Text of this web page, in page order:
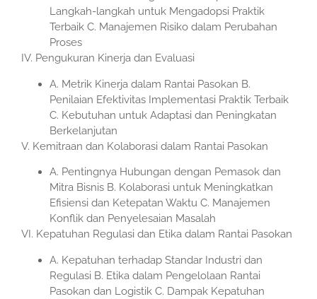
Langkah-langkah untuk Mengadopsi Praktik
Terbaik C. Manajemen Risiko dalam Perubahan
Proses
IV. Pengukuran Kinerja dan Evaluasi
A. Metrik Kinerja dalam Rantai Pasokan B.
Penilaian Efektivitas Implementasi Praktik Terbaik
C. Kebutuhan untuk Adaptasi dan Peningkatan
Berkelanjutan
V. Kemitraan dan Kolaborasi dalam Rantai Pasokan
A. Pentingnya Hubungan dengan Pemasok dan
Mitra Bisnis B. Kolaborasi untuk Meningkatkan
Efisiensi dan Ketepatan Waktu C. Manajemen
Konflik dan Penyelesaian Masalah
VI. Kepatuhan Regulasi dan Etika dalam Rantai Pasokan
A. Kepatuhan terhadap Standar Industri dan
Regulasi B. Etika dalam Pengelolaan Rantai
Pasokan dan Logistik C. Dampak Kepatuhan